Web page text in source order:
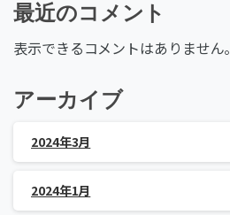
最近のコメント
表示できるコメントはありません。
アーカイブ
2024年3月
2024年1月